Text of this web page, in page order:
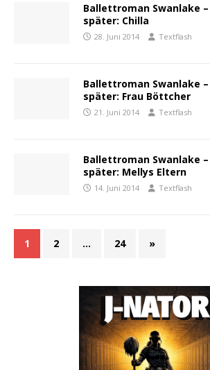
Ballettroman Swanlake –
später: Chilla
28. Juni 2014 Textflash
Ballettroman Swanlake –
später: Frau Böttcher
21. Juni 2014 Textflash
Ballettroman Swanlake –
später: Mellys Eltern
14. Juni 2014 Textflash
1 2 … 24 »